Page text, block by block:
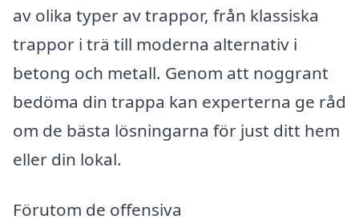
av olika typer av trappor, från klassiska
trappor i trä till moderna alternativ i
betong och metall. Genom att noggrant
bedöma din trappa kan experterna ge råd
om de bästa lösningarna för just ditt hem
eller din lokal.
Förutom de offensiva